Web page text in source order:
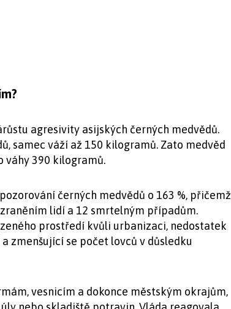
agresivity asijských černých medvědů.
samec váží až 150 kilogramů. Zato medvěd
váhy 390 kilogramů.
černých medvědů o 163 %, přičemž
lidí a 12 smrtelným případům.
prostředí kvůli urbanizaci, nedostatek
zmenšující se počet lovců v důsledku
vesnicím a dokonce městským okrajům,